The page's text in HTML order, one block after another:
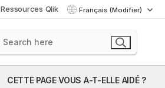
Ressources Qlik Français (Modifier)
CETTE PAGE VOUS A-T-ELLE AIDÉ ?